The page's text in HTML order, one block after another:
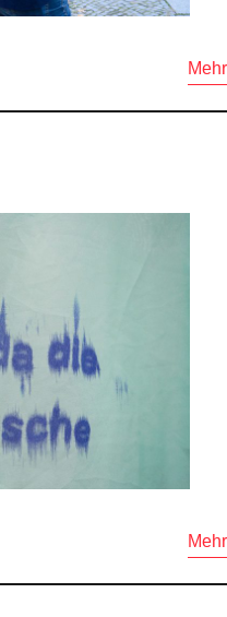
Mehr
Mehr